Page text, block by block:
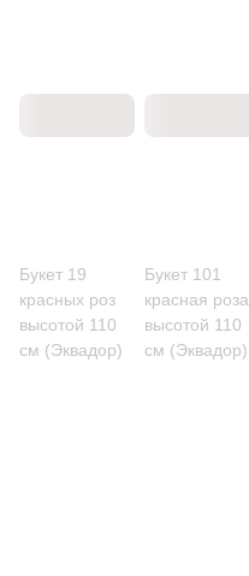
Букет 19
красных роз
высотой 110
см (Эквадор)
Букет 101
красная роза
высотой 110
см (Эквадор)